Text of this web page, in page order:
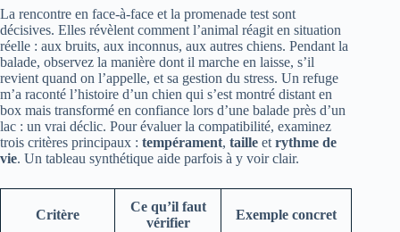
La rencontre en face-à-face et la promenade test sont
décisives. Elles révèlent comment l’animal réagit en situation
réelle : aux bruits, aux inconnus, aux autres chiens. Pendant la
balade, observez la manière dont il marche en laisse, s’il
revient quand on l’appelle, et sa gestion du stress. Un refuge
m’a raconté l’histoire d’un chien qui s’est montré distant en
box mais transformé en confiance lors d’une balade près d’un
lac : un vrai déclic. Pour évaluer la compatibilité, examinez
trois critères principaux : tempérament, taille etrythme de
vie. Un tableau synthétique aide parfois à y voir clair.
Critère
Ce qu’il faut
vérifier
Exemple concret